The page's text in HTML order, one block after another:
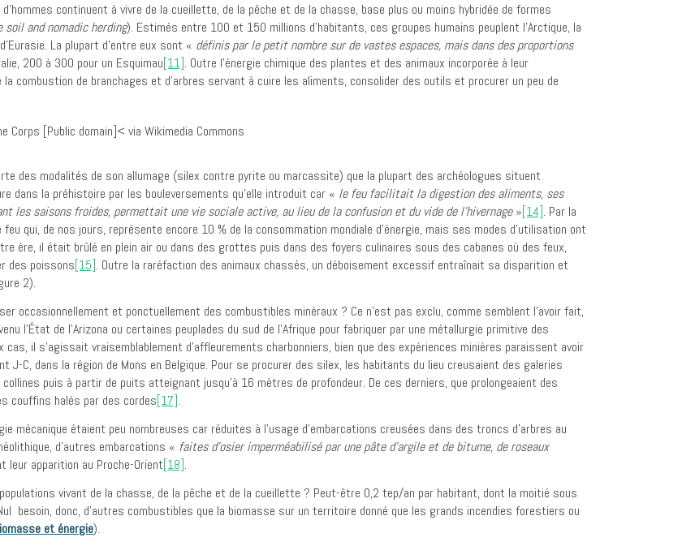
continuent à vivre de la cueillette, de la pêche et de la chasse, base plus ou moins hybridée de formes
and nomadic herding). Estimés entre 100 et 150 millions d’habitants, ces groupes humains peuplent l’Arctique, la
La plupart d’entre eux sont « définis par le petit nombre sur de vastes espaces, mais dans des proportions
200 à 300 pour un Esquimau[11]. Outre l’énergie chimique des plantes et des animaux incorporée à leur
combustion de branchages et d’arbres servant à cuire les aliments, consolider des outils et procurer un peu de
des modalités de son allumage (silex contre pyrite ou marcassite) que la plupart des archéologues situent
dans la préhistoire par les bouleversements qu’elle introduit car « le feu facilitait la digestion des aliments, ses
les saisons froides, permettait une vie sociale active, au lieu de la confusion et du vide de l’hivernage»[14]. Par la
qui, de nos jours, représente encore 10 % de la consommation mondiale d’énergie, mais ses modes d’utilisation ont
ère, il était brûlé en plein air ou dans des grottes puis dans des foyers culinaires sous des cabanes où des feux,
des poissons[15]. Outre la raréfaction des animaux chassés, un déboisement excessif entraînait sa disparition et
2).
occasionnellement et ponctuellement des combustibles minéraux ? Ce n’est pas exclu, comme semblent l’avoir fait,
l’État de l’Arizona ou certaines peuplades du sud de l’Afrique pour fabriquer par une métallurgie primitive des
cas, il s’agissait vraisemblablement d’affleurements charbonniers, bien que des expériences minières paraissent avoir
C, dans la région de Mons en Belgique. Pour se procurer des silex, les habitants du lieu creusaient des galeries
puis à partir de puits atteignant jusqu’à 16 mètres de profondeur. De ces derniers, que prolongeaient des
couffins halés par des cordes[17].
mécanique étaient peu nombreuses car réduites à l’usage d’embarcations creusées dans des troncs d’arbres au
d’autres embarcations « faites d’osier imperméabilisé par une pâte d’argile et de bitume, de roseaux
leur apparition au Proche-Orient[18].
vivant de la chasse, de la pêche et de la cueillette ? Peut-être 0,2 tep/an par habitant, dont la moitié sous
besoin, donc, d’autres combustibles que la biomasse sur un territoire donné que les grands incendies forestiers ou
et énergie).